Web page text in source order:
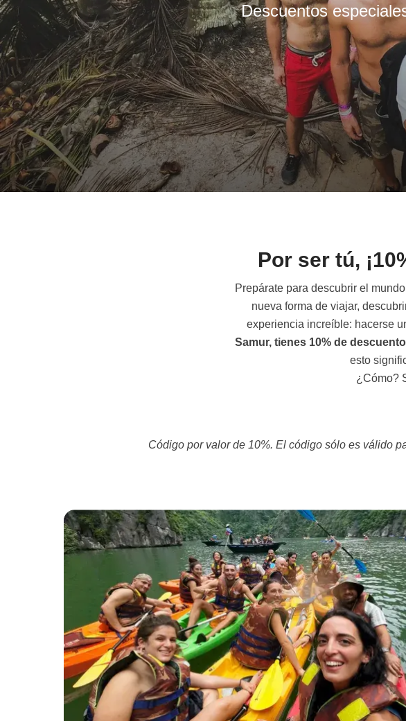
Descuentos
Por ser tú,
Prepárate para descubrir el
nueva forma de viajar,
experiencia increíble: hacerse
Samur, tienes 10% de descuento
esto
¿Cómo?
Código por valor de 10%. El código sólo es válido